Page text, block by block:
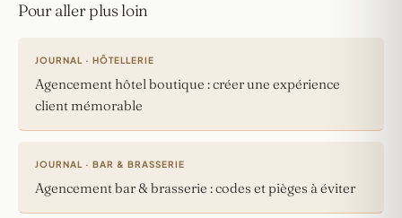
Pour aller plus loin
JOURNAL · HÔTELLERIE
Agencement hôtel boutique : créer une expérience
client mémorable
JOURNAL · BAR & BRASSERIE
Agencement bar & brasserie : codes et pièges à éviter